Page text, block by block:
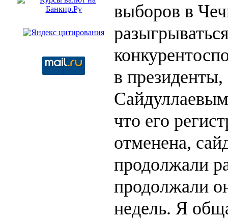
выборов в
в
что его
отменена,
продолжали
продолжали
недель. Я